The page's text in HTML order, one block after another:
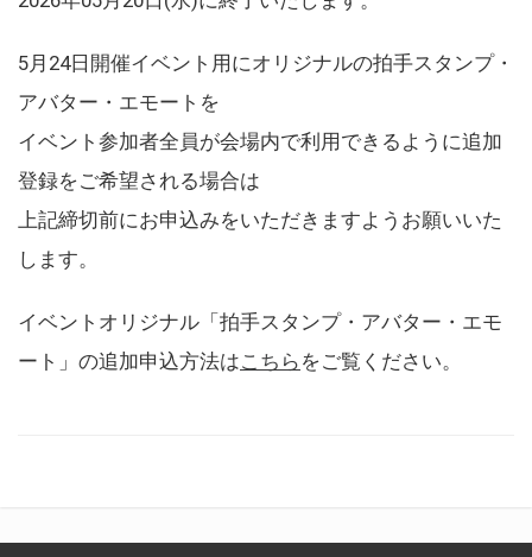
5月24日開催イベント用にオリジナルの拍手スタンプ・
アバター・エモートを
イベント参加者全員が会場内で利用できるように追加
登録をご希望される場合は
上記締切前にお申込みをいただきますようお願いいた
します。
イベントオリジナル「拍手スタンプ・アバター・エモ
ート」の追加申込方法はこちら をご覧ください。